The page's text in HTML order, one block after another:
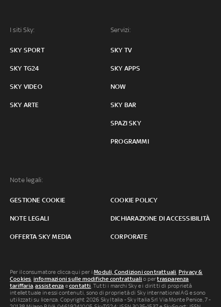
I siti Sky:
SKY SPORT
SKY TG24
SKY VIDEO
SKY ARTE
Servizi:
SKY TV
SKY APPS
NOW
SKY BAR
SPAZI SKY
PROGRAMMI
Note legali:
GESTIONE COOKIE COOKIE POLICY
NOTE LEGALI DICHIARAZIONE DI ACCESSIBILITÀ
OFFERTA SKY MEDIA CORPORATE
Per il consumatore clicca qui per iModuli, Condizioni contrattuali, Privacy &
Cookies, informazioni sulle modifiche contrattuali o pertrasparenza
tariffaria,assistenza econtatti. Tutti i marchi Sky e i diritti di proprietà
intellettuale in essi contenuti, sono di proprietà di Sky international AG e sono
utilizzati su licenza. Copyright 2026 Sky Italia - Sky Italia Srl Via Monte Penice, 7 -